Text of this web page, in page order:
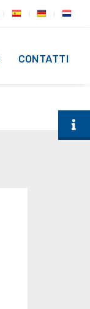
CONTATTI